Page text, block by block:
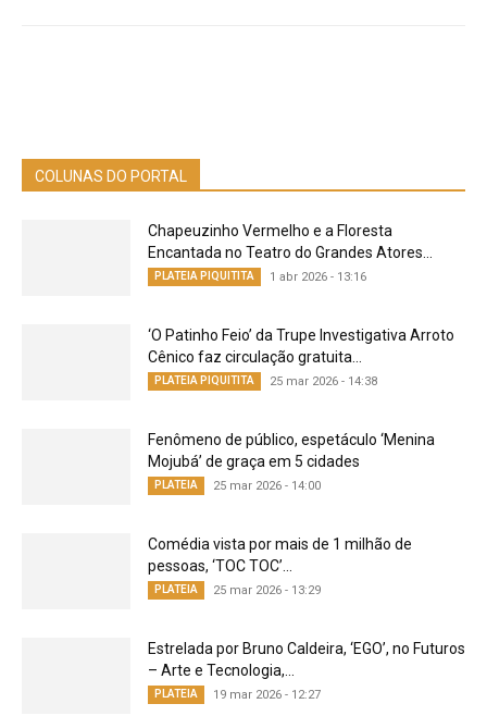
COLUNAS DO PORTAL
Chapeuzinho Vermelho e a Floresta
Encantada no Teatro do Grandes Atores...
PLATEIA PIQUITITA 1 abr 2026 - 13:16
‘O Patinho Feio’ da Trupe Investigativa Arroto
Cênico faz circulação gratuita...
PLATEIA PIQUITITA 25 mar 2026 - 14:38
Fenômeno de público, espetáculo ‘Menina
Mojubá’ de graça em 5 cidades
PLATEIA 25 mar 2026 - 14:00
Comédia vista por mais de 1 milhão de
pessoas, ‘TOC TOC’...
PLATEIA 25 mar 2026 - 13:29
Estrelada por Bruno Caldeira, ‘EGO’, no Futuros
– Arte e Tecnologia,...
PLATEIA 19 mar 2026 - 12:27